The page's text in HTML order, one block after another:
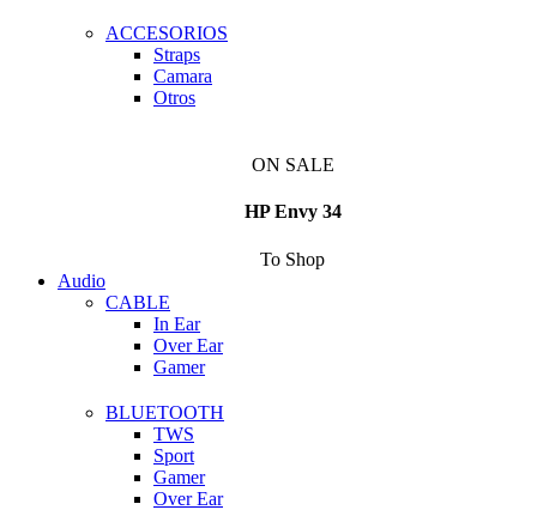
ACCESORIOS
Straps
Camara
Otros
ON SALE
HP Envy 34
To Shop
Audio
CABLE
In Ear
Over Ear
Gamer
BLUETOOTH
TWS
Sport
Gamer
Over Ear